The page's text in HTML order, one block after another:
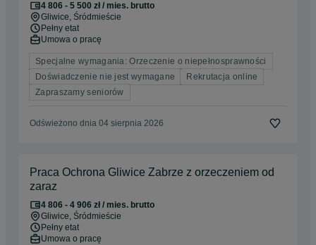
4 806 - 5 500 zł / mies. brutto
Gliwice, Śródmieście
Pełny etat
Umowa o pracę
Specjalne wymagania: Orzeczenie o niepełnosprawności
Doświadczenie nie jest wymagane
Rekrutacja online
Zapraszamy seniorów
Odświeżono dnia 04 sierpnia 2026
Praca Ochrona Gliwice Zabrze z orzeczeniem od
zaraz
4 806 - 4 906 zł / mies. brutto
Gliwice, Śródmieście
Pełny etat
Umowa o pracę